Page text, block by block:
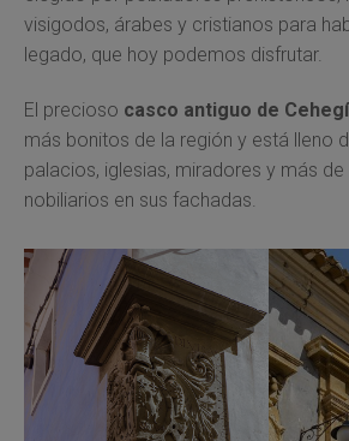
visigodos, árabes y cristianos para
legado, que hoy podemos disfrutar.
El precioso casco antiguo de
más bonitos de la región y está lleno
palacios, iglesias, miradores y más
nobiliarios en sus fachadas.